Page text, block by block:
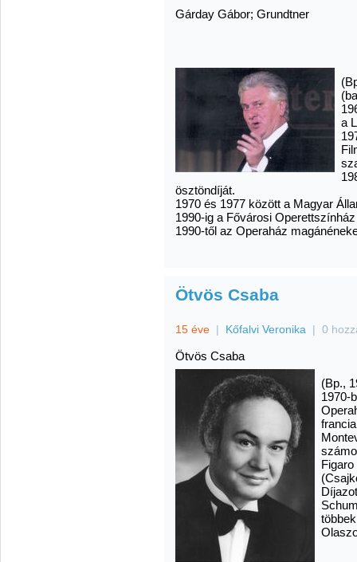
Gárday Gábor; Grundtner
a
ösztöndíját.
1970 és 1977 között a Magyar
1990-ig a Fővárosi
1990-től az Operaház
Ötvös Csaba
15 éve | Kőfalvi Veronika | 0
Ötvös Csaba
(Bp.,
1970-